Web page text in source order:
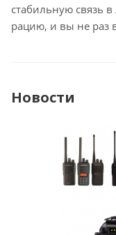
стабильную связь
рацию, и вы не раз
Новости